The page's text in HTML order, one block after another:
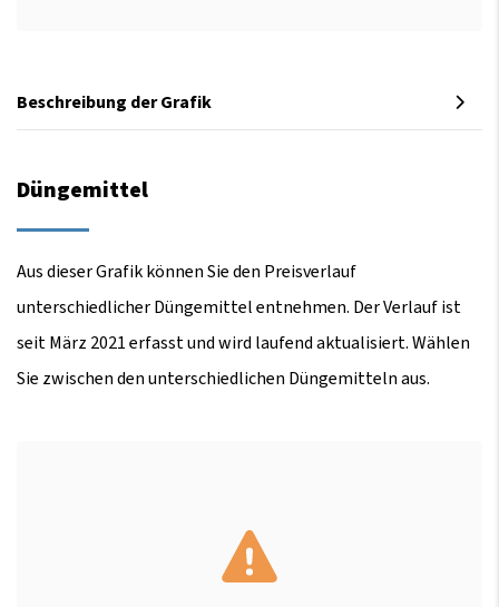
Beschreibung der Grafik
Düngemittel
Aus dieser Grafik können Sie den Preisverlauf
unterschiedlicher Düngemittel entnehmen. Der Verlauf ist
seit März 2021 erfasst und wird laufend aktualisiert. Wählen
Sie zwischen den unterschiedlichen Düngemitteln aus.